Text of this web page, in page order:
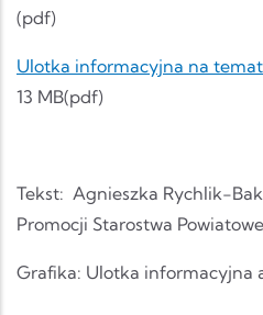
(pdf)
Ulotka informacyjna na
13 MB(pdf)
Tekst: Agnieszka Rychlik-
Promocji Starostwa
Grafika: Ulotka informacyjna